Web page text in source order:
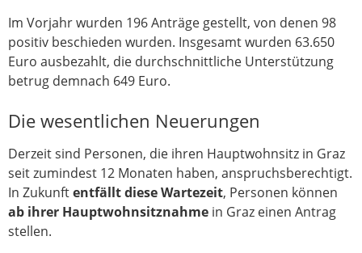
Im Vorjahr wurden 196 Anträge gestellt, von denen 98
positiv beschieden wurden. Insgesamt wurden 63.650
Euro ausbezahlt, die durchschnittliche Unterstützung
betrug demnach 649 Euro.
Die wesentlichen Neuerungen
Derzeit sind Personen, die ihren Hauptwohnsitz in Graz
seit zumindest 12 Monaten haben, anspruchsberechtigt.
In Zukunftentfällt dieseWartezeit, Personen können
ab ihrer Hauptwohnsitznahme in Graz einen Antrag
stellen.